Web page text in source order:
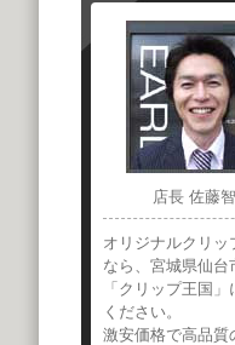
店長 佐藤
オリジナルクリッ
なら、宮城県仙台
「クリップ王国
ください。
激安価格で高品質